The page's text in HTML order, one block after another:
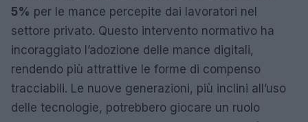
5% per le mance percepite dai lavoratori nel
settore privato. Questo intervento normativo ha
incoraggiato l’adozione delle mance digitali,
rendendo più attrattive le forme di compenso
tracciabili. Le nuove generazioni, più inclini all’uso
delle tecnologie, potrebbero giocare un ruolo